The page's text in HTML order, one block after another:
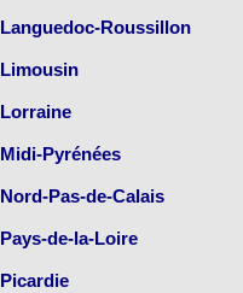
Languedoc-Roussillon
Limousin
Lorraine
Midi-Pyrénées
Nord-Pas-de-Calais
Pays-de-la-Loire
Picardie